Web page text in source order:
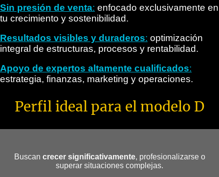
Sin presión de venta: enfocado exclusivamente en
tu crecimiento y sostenibilidad.
Resultados visibles y duraderos: optimización
integral de estructuras, procesos y rentabilidad.
Apoyo de expertos altamente cualificados:
estrategia, finanzas, marketing y operaciones.
Perfil ideal para el modelo D
Buscan crecer significativamente, profesionalizarse o
superar situaciones complejas.